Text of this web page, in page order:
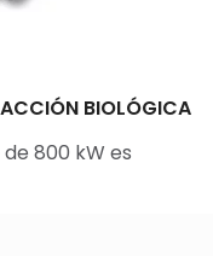
BIOLÓGICA
800 kW es